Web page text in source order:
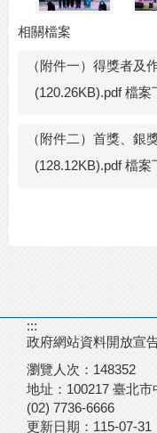
相關檔案
（附件一）得獎者及
(120.26KB).pdf 檔案
（附件二）首獎、銀
(128.12KB).pdf 檔案
:::
政府網站資料開放宣
瀏覽人次： 148352
地址：100217 臺北
(02) 7736-6666
更新日期： 115-07-31